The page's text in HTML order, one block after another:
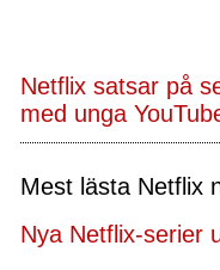
Netflix satsar på
med unga
Mest lästa Netflix
Nya Netflix-serier